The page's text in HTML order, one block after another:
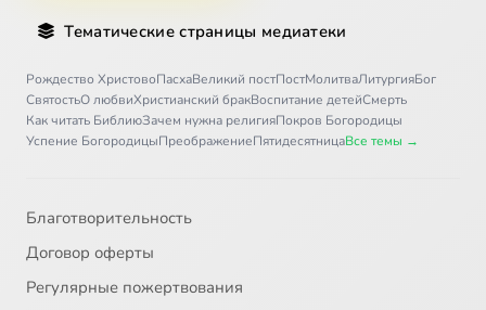
Тематические страницы медиатеки
Рождество ХристовоПасхаВеликий постПостМолитваЛитургияБог
СвятостьО любвиХристианский бракВоспитание детейСмерть
Как читать БиблиюЗачем нужна религияПокров Богородицы
Успение БогородицыПреображениеПятидесятницаВсе темы →
Благотворительность
Договор оферты
Регулярные пожертвования